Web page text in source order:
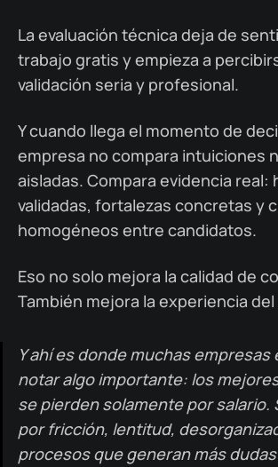
La evaluación técnica deja de
trabajo gratis y empieza a
validación seria y profesional.
Y cuando llega el momento de
empresa no compara intuiciones
aisladas. Compara evidencia real:
validadas, fortalezas concretas y
homogéneos entre candidatos.
Eso no solo mejora la calidad de
También mejora la experiencia
Y ahí es donde muchas empresas
notar algo importante: los
se pierden solamente por salario.
por fricción, lentitud,
procesos que generan más